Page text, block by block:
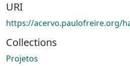
URI
https://acervo.paulofreire.org/
Collections
Projetos